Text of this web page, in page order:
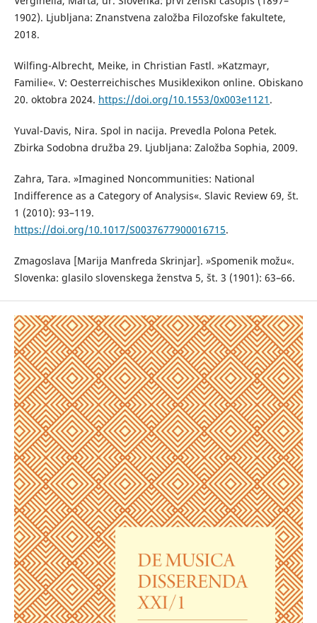
1902). Ljubljana: Znanstvena založba Filozofske fakultete,
2018.
Wilfing-Albrecht, Meike, in Christian Fastl. »Katzmayr,
Familie«. V: Oesterreichisches Musiklexikon online. Obiskano
20. oktobra 2024. https://doi.org/10.1553/0x003e1121 .
Yuval-Davis, Nira. Spol in nacija. Prevedla Polona Petek.
Zbirka Sodobna družba 29. Ljubljana: Založba Sophia, 2009.
Zahra, Tara. »Imagined Noncommunities: National
Indifference as a Category of Analysis«. Slavic Review 69, št.
1 (2010): 93–119.
https://doi.org/10.1017/S0037677900016715.
Zmagoslava [Marija Manfreda Skrinjar]. »Spomenik možu«.
Slovenka: glasilo slovenskega ženstva 5, št. 3 (1901): 63–66.